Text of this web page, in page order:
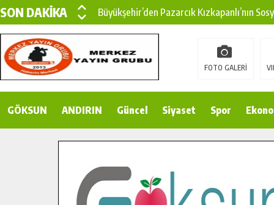
SON DAKİKA
Büyükşehir’den Pazarcık Kızkapanlı’nın
Büyükşehir’den Pazarcık Kırsalına Modern
Çin’den KSÜ’ye Uluslararası Başarı:
Gençler Pusula Maraş Kampında Yeni
İlçe Jandarma Komutanı Karakaya’dan
FOTO GALERİ
GÖKSUN ANDIRIN Güncel Siyaset Spor